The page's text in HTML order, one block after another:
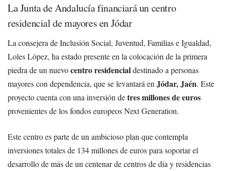
La Junta de Andalucía financiará un centro
residencial de mayores en Jódar
La consejera de Inclusión Social, Juventud, Familias e Igualdad,
Loles López, ha estado presente en la colocación de la primera
piedra de un nuevocentro residencialdestinado a personas
mayores con dependencia, que se levantará en Jódar, Jaén. Este
proyecto cuenta con una inversión detres millones de euros
provenientes de los fondos europeos Next Generation.
Este centro es parte de un ambicioso plan que contempla
inversiones totales de 134 millones de euros para soportar el
desarrollo de más de un centenar de centros de día y residencias